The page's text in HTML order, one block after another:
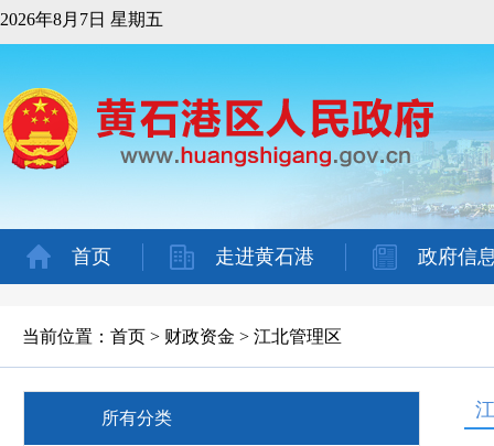
2026年8月7日 星期五
首页 走进黄石港 政府信
当前位置： 首页 > 财政资金 > 江北管理区
所有分类